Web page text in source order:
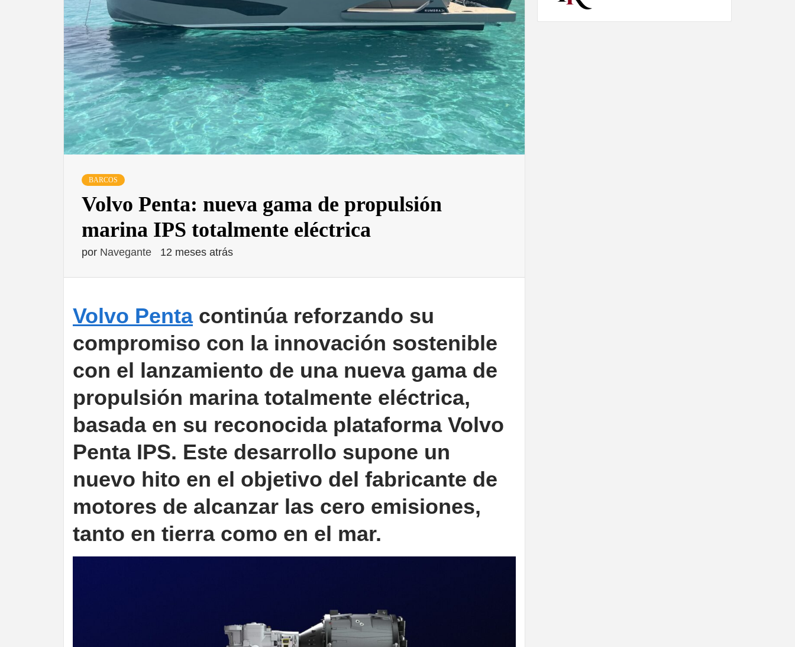
BARCOS
Volvo Penta: nueva gama de propulsión
marina IPS totalmente eléctrica
por Navegante 12 meses atrás
Volvo Pentacontinúa reforzando su
compromiso con la innovación sostenible
con el lanzamiento de una nueva gama de
propulsión marina totalmente eléctrica,
basada en su reconocida plataforma Volvo
Penta IPS. Este desarrollo supone un
nuevo hito en el objetivo del fabricante de
motores de alcanzar las cero emisiones,
tanto en tierra como en el mar.